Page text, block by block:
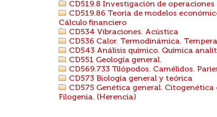
CD519.8 Investigación de operaciones
CD519.86 Teoría de modelos
Cálculo financiero
CD534 Vibraciones. Acústica
CD536 Calor. Termodinámica.
CD543 Análisis químico. Química
CD551 Geología general.
CD569.733 Tilópodos. Camélidos.
CD573 Biología general y teórica
CD575 Genética general.
Filogenia. (Herencia)